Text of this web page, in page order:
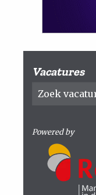
Vacatures
Powered by